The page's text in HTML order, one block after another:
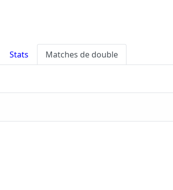
Stats Matches de double